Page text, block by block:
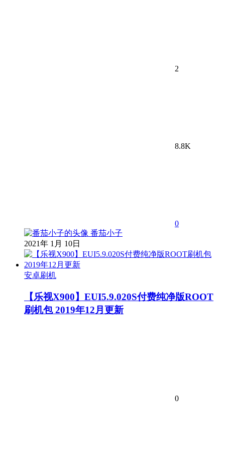
2
8.8K
0
番茄小子
2021年 1月 10日
安卓刷机
【乐视X900】EUI5.9.020S付费纯净版ROOT
刷机包 2019年12月更新
0